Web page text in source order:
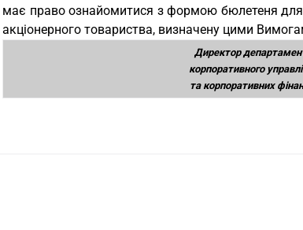
має право ознайомитися з формою бюлетеня для
акціонерного товариства, визначену цими
Директор
корпоративного
та корпоративних